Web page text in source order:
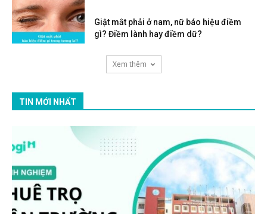
Giật mắt phải ở nam, nữ báo hiệu điềm
gì? Điềm lành hay điềm dữ?
Xem thêm
TIN MỚI NHẤT